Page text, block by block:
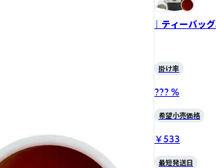
｜ ティーバッ
掛け率
??? %
希望小売価格
￥533
最短発送日